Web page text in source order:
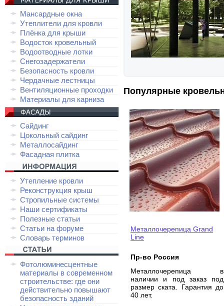
Мансардные окна
Утеплители для кровли
Плёнка для крыши
Водосток кровельный
Водоотводные лотки
Снегозадержатели
Безопасность кровли
Чердачные лестницы
Вентиляционные проходки
Материалы для карниза
Сайдинг
Цокольный сайдинг
Металлосайдинг
Фасадная плитка
Утепление кровли
Реконструкция крыш
Стропильные системы
Наши сертификаты
Полезные статьи
Статьи на форуме
Словарь терминов
Фотолюминесцентные
материалы в современном
строительстве: где они
действительно повышают
безопасность зданий
Популярные
Металлочерепица Grand
Line
Пр-во Россия
Металлочерепица в
наличии и под заказ под
размер ската. Гарантия до
40 лет.